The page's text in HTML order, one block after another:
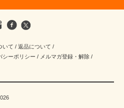
いて / 返品について /
シーポリシー / メルマガ登録・解除 /